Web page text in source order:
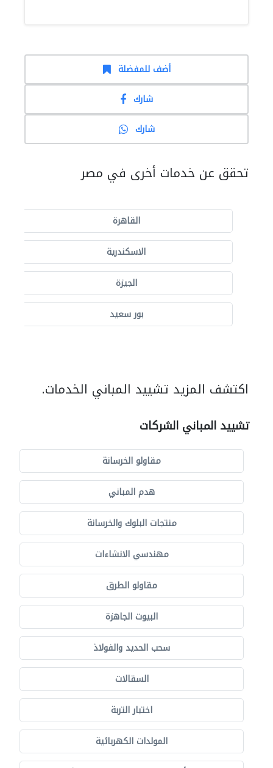
أضف للمفضلة
شارك
شارك
تحقق عن خدمات أخرى في مصر
القاهرة
الاسكندرية
الجيزة
بور سعيد
اكتشف المزيد تشييد المباني الخدمات.
تشييد المباني الشركات
مقاولو الخرسانة
هدم المباني
منتجات البلوك والخرسانة
مهندسي الانشاءات
مقاولو الطرق
البيوت الجاهزة
سحب الحديد والفولاذ
السقالات
اختبار التربة
المولدات الكهربائية